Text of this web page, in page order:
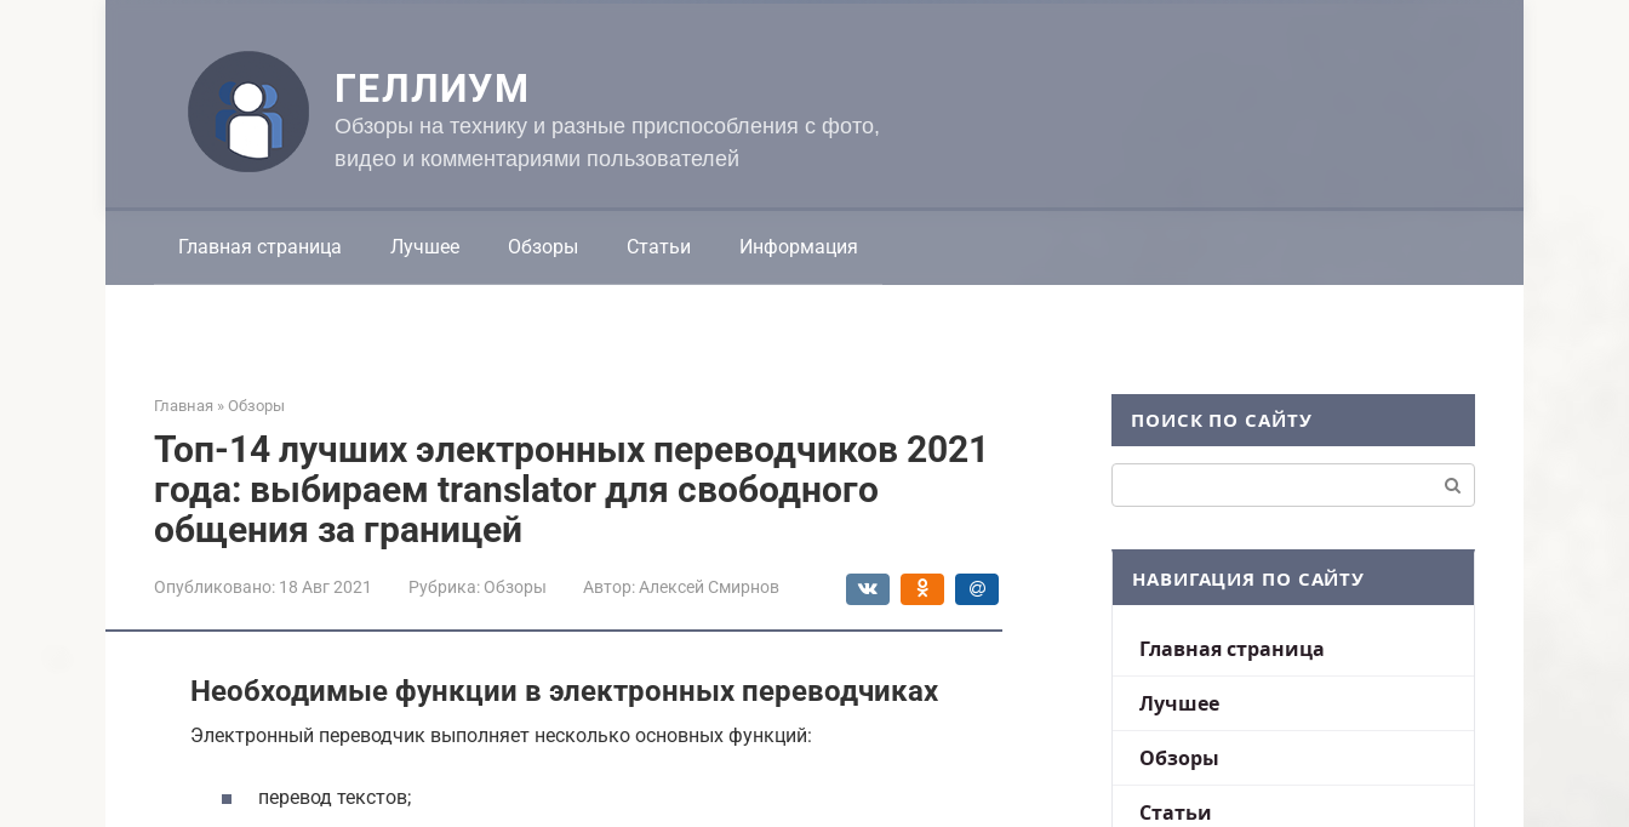
ГЕЛЛИУМ
Обзоры на технику и разные приспособления с фото,
видео и комментариями пользователей
Главная страница Лучшее Обзоры Статьи Информация
Главная » Обзоры
Топ-14 лучших электронных переводчиков 2021
года: выбираем translator для свободного
общения за границей
Опубликовано: 18 Авг 2021 Рубрика: Обзоры Автор: Алексей Смирнов
Необходимые функции в электронных переводчиках
Электронный переводчик выполняет несколько основных функций:
перевод текстов;
ПОИСК ПО САЙТУ
НАВИГАЦИЯ ПО САЙТУ
Главная страница
Лучшее
Обзоры
Статьи